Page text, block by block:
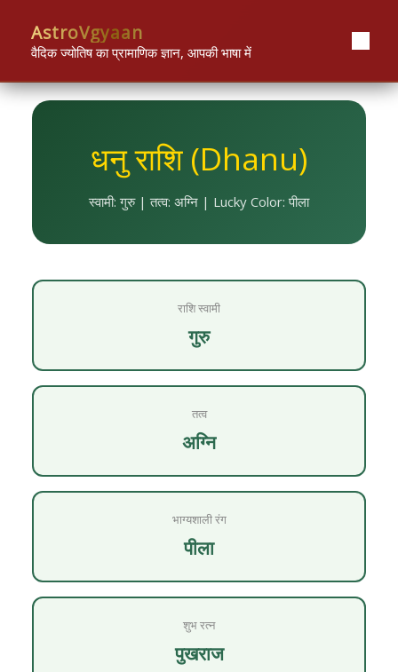
content
AstroVgyaan
वैदिक ज्योतिष का प्रामाणिक ज्ञान, आपकी भाषा में
धनु राशि (Dhanu)
स्वामी: गुरु | तत्व: अग्नि | Lucky Color: पीला
राशि स्वामी
गुरु
तत्व
अग्नि
भाग्यशाली रंग
पीला
शुभ रत्न
पुखराज